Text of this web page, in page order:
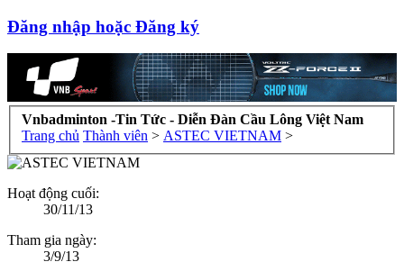
Đăng nhập hoặc Đăng ký
Vnbadminton -Tin Tức - Diễn Đàn Cầu Lông Việt Nam
Trang chủ Thành viên > ASTEC VIETNAM >
Hoạt động cuối:
30/11/13
Tham gia ngày:
3/9/13